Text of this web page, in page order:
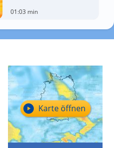
01:03 min
Karte öffnen